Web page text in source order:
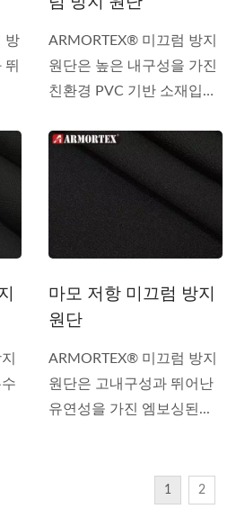
방
ARMORTEX® 미끄럼 방지
원단은 높은 내구성을 가진
친환경 PVC 기반 소재입니
마모 저항 미끄럼 방지
원단
ARMORTEX® 미끄럼 방지
원단은 고내구성과 뛰어난
유연성을 가진 엠보싱된...
1 2